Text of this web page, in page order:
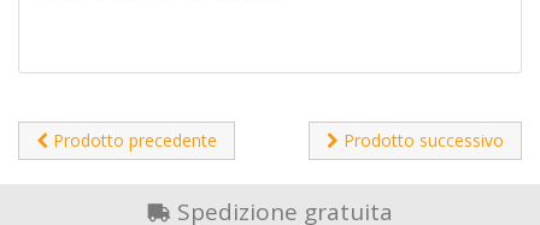
Prodotto precedente Prodotto successivo
Spedizione gratuita